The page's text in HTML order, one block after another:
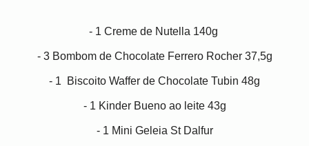
- 1 Creme de Nutella 140g
- 3 Bombom de Chocolate Ferrero Rocher 37,5g
- 1 Biscoito Waffer de Chocolate Tubin 48g
- 1 Kinder Bueno ao leite 43g
- 1 Mini Geleia St Dalfur